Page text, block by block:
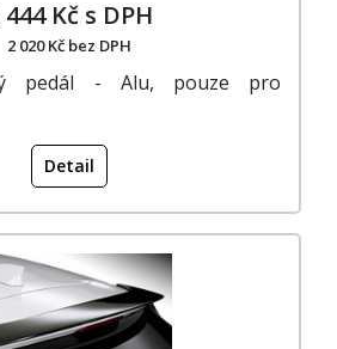
444 Kč s DPH
2 020 Kč bez DPH
pedál - Alu, pouze pro
Detail